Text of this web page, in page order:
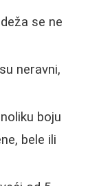
se ne
neravni,
boju
bele ili